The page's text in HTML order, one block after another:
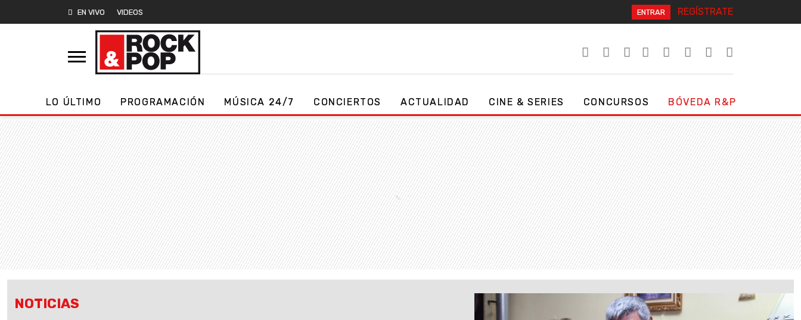
EN VIVO VIDEOS ENTRAR REGÍSTRATE
LO ÚLTIMO PROGRAMACIÓN MÚSICA 24/7 CONCIERTOS ACTUALIDAD CINE & SERIES CONCURSOS BÓVEDA R&P
NOTICIAS